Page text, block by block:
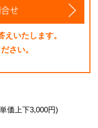
いたします。
さい。
価上下3,000円)